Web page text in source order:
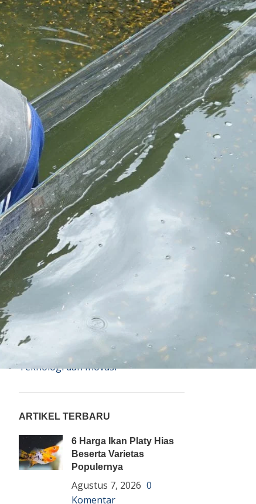
Molly
Channa
Koi
Koki
Guppy
Platy
Glofish
Danio
Manfish
Discuss
Palmas
Kura-kura
KATEGORI
Berita
Bisnis
Budidaya
Event
Informasi Lain
Pembenihan Ikan
Pembesaran Ikan
Teknologi dan Inovasi
ARTIKEL TERBARU
6 Harga Ikan Platy Hias
Beserta Varietas
Populernya
Agustus 7, 2026 0
Komentar